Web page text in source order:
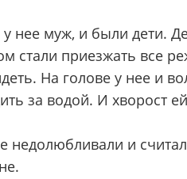
нее муж, и были дети.
стали приезжать все
На голове у нее и
за водой. И хворост
недолюбливали и